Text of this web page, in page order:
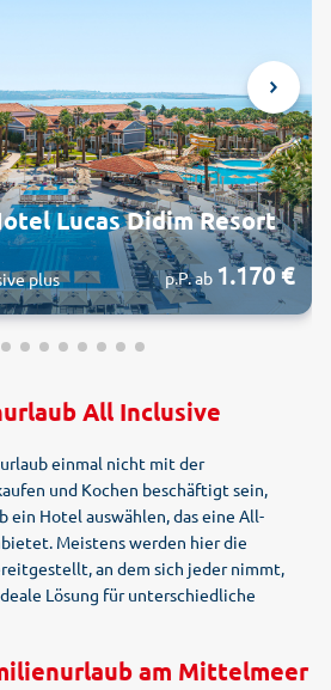
Lucas Didim Resort
plus p.P. ab 1.170 €
All Inclusive
einmal nicht mit der
und Kochen beschäftigt sein,
ein Hotel auswählen, das eine All-
Meistens werden hier die
an dem sich jeder nimmt,
Lösung für unterschiedliche
am Mittelmeer